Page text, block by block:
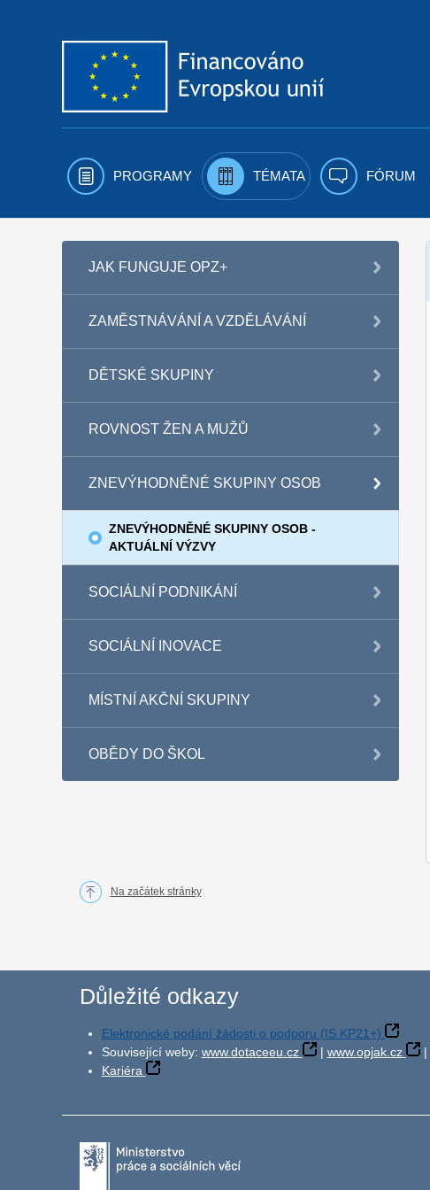
PROGRAMY TÉMATA FÓRUM
JAK FUNGUJE OPZ+
ZAMĚSTNÁVÁNÍ A VZDĚLÁVÁNÍ
DĚTSKÉ SKUPINY
ROVNOST ŽEN A MUŽŮ
ZNEVÝHODNĚNÉ SKUPINY OSOB
ZNEVÝHODNĚNÉ SKUPINY OSOB -
AKTUÁLNÍ VÝZVY
SOCIÁLNÍ PODNIKÁNÍ
SOCIÁLNÍ INOVACE
MÍSTNÍ AKČNÍ SKUPINY
OBĚDY DO ŠKOL
Na začátek stránky
Důležité odkazy
Elektronické podání žádosti o podporu (IS KP21+)
Související weby: www.dotaceeu.cz | www.opjak.cz |
Kariéra